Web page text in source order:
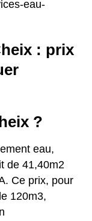
eau-
: prix
?
eau,
de 41,40m2
Ce prix, pour
120m3,